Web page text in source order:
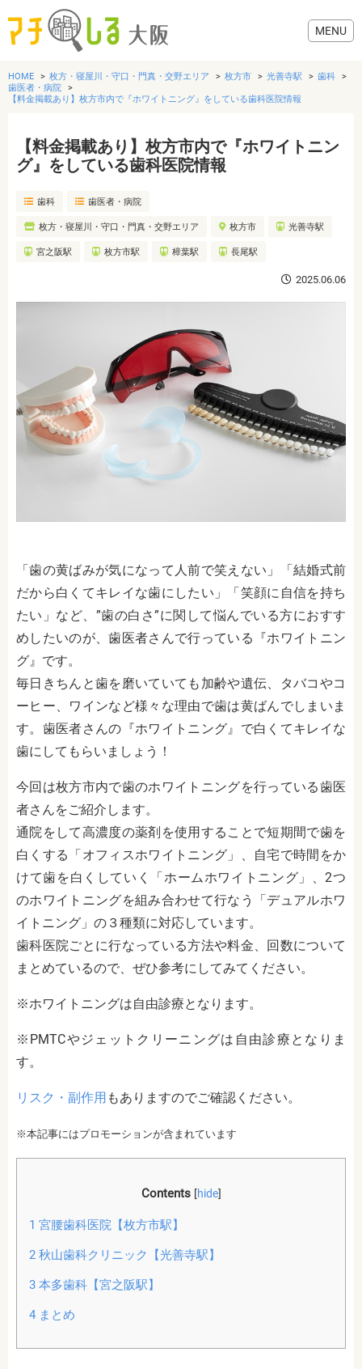
グルメ
歯医者・病院
HOME 枚方・寝屋川・守口・門真・交野エリア 枚方市 光善寺駅
歯科
歯医者・病院
【料金掲載あり】枚方市内で『ホワイトニング』をしている歯科医院情報
【料金掲載あり】枚方市内で『ホワイトニン
グ』をしている歯科医院情報
歯科 歯医者・病院
枚方・寝屋川・守口・門真・交野エリア 枚方市 光善寺駅
宮之阪駅 枚方市駅 樟葉駅 長尾駅
2025.06.06
「歯の黄ばみが気になって人前で笑えない」「結婚式前
だから白くてキレイな歯にしたい」「笑顔に自信を持ち
たい」など、”歯の白さ”に関して悩んでいる方におすす
めしたいのが、歯医者さんで行っている『ホワイトニン
グ』です。
毎日きちんと歯を磨いていても加齢や遺伝、タバコやコ
ーヒー、ワインなど様々な理由で歯は黄ばんでしまいま
す。歯医者さんの『ホワイトニング』で白くてキレイな
歯にしてもらいましょう！
今回は枚方市内で歯のホワイトニングを行っている歯医
者さんをご紹介します。
通院をして高濃度の薬剤を使用することで短期間で歯を
白くする「オフィスホワイトニング」、自宅で時間をか
けて歯を白くしていく「ホームホワイトニング」、2つ
のホワイトニングを組み合わせて行なう「デュアルホワ
イトニング」の３種類に対応しています。
歯科医院ごとに行なっている方法や料金、回数について
まとめているので、ぜひ参考にしてみてください。
※ホワイトニングは自由診療となります。
※PMTCやジェットクリーニングは自由診療となりま
す。
リスク・副作用 もありますのでご確認ください。
※本記事にはプロモーションが含まれています
Contents [hide]
1 宮腰歯科医院【枚方市駅】
2秋山歯科クリニック【光善寺駅】
3本多歯科【宮之阪駅】
4まとめ